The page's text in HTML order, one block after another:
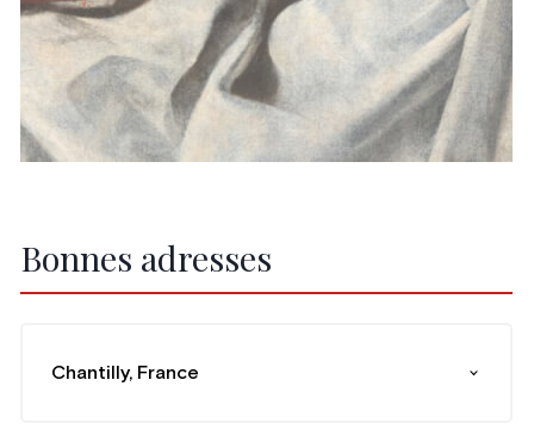
Bonnes adresses
Chantilly, France